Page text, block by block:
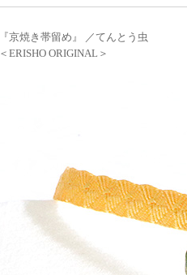
『京焼き帯留め』 ／てんとう虫
＜ERISHO ORIGINAL＞